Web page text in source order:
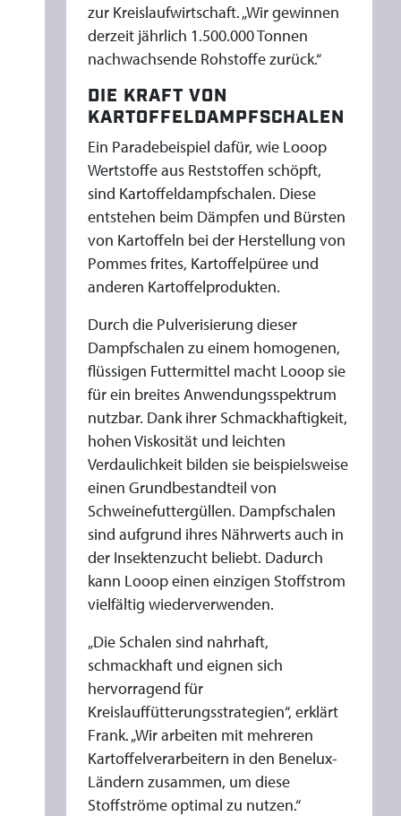
zur Kreislaufwirtschaft. „Wir gewinnen
derzeit jährlich 1.500.000 Tonnen
nachwachsende Rohstoffe zurück.“
DIE KRAFT VON
KARTOFFELDAMPFSCHALEN
Ein Paradebeispiel dafür, wie Looop
Wertstoffe aus Reststoffen schöpft,
sind Kartoffeldampfschalen. Diese
entstehen beim Dämpfen und Bürsten
von Kartoffeln bei der Herstellung von
Pommes frites, Kartoffelpüree und
anderen Kartoffelprodukten.
Durch die Pulverisierung dieser
Dampfschalen zu einem homogenen,
flüssigen Futtermittel macht Looop sie
für ein breites Anwendungsspektrum
nutzbar. Dank ihrer Schmackhaftigkeit,
hohen Viskosität und leichten
Verdaulichkeit bilden sie beispielsweise
einen Grundbestandteil von
Schweinefuttergüllen. Dampfschalen
sind aufgrund ihres Nährwerts auch in
der Insektenzucht beliebt. Dadurch
kann Looop einen einzigen Stoffstrom
vielfältig wiederverwenden.
„Die Schalen sind nahrhaft,
schmackhaft und eignen sich
hervorragend für
Kreislauffütterungsstrategien“, erklärt
Frank. „Wir arbeiten mit mehreren
Kartoffelverarbeitern in den Benelux-
Ländern zusammen, um diese
Stoffströme optimal zu nutzen.“